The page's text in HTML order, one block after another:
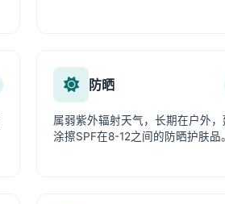
防晒
属弱紫外辐射天气，长期在户外，
涂擦SPF在8-12之间的防晒护肤品